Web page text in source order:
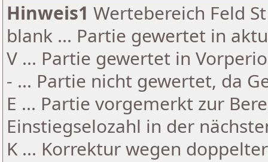
Hinweis1 Wertebereich Feld
blank ... Partie gewertet in
V ... Partie gewertet in
- ... Partie nicht gewertet, da
E ... Partie vorgemerkt zur
Einstiegselozahl in der
K ... Korrektur wegen